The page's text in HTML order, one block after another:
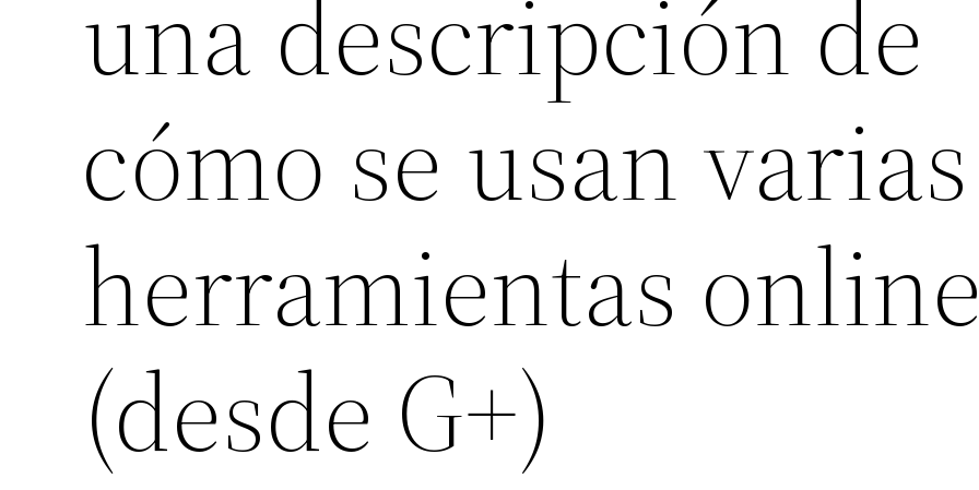
una descripción de
cómo se usan varias
herramientas
(desde G+)